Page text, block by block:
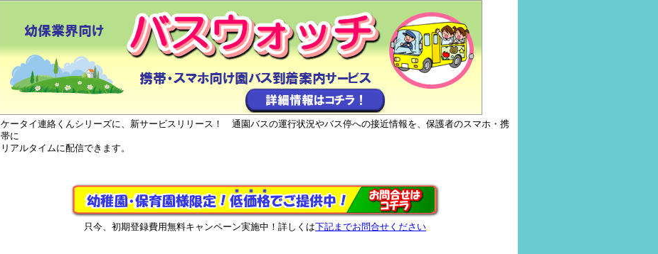
ケータイ連絡くんシリーズに、新サービスリリース！ 通園バスの運行状況やバス停への接近情報を、保護者のスマホ・携
帯に
リアルタイムに配信できます。
只今、初期登録費用無料キャンペーン実施中！詳しくは下記までお問合せください